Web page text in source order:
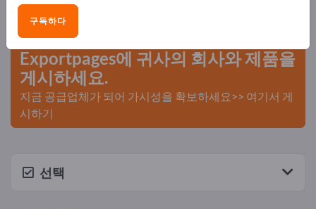
수요 – 공급 – 중고품 – 비즈니스 연락처 >> 여기서 시작
하세요
Exportpages에 귀사의 회사와 제품을
게시하세요.
지금 공급업체가 되어 가시성을 확보하세요>> 여기서 게
시하기
선택
구독하다